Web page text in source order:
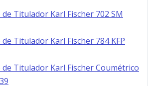
Titulador Karl Fischer 702 SM
Titulador Karl Fischer 784 KFP
de Titulador Karl Fischer Coumétrico